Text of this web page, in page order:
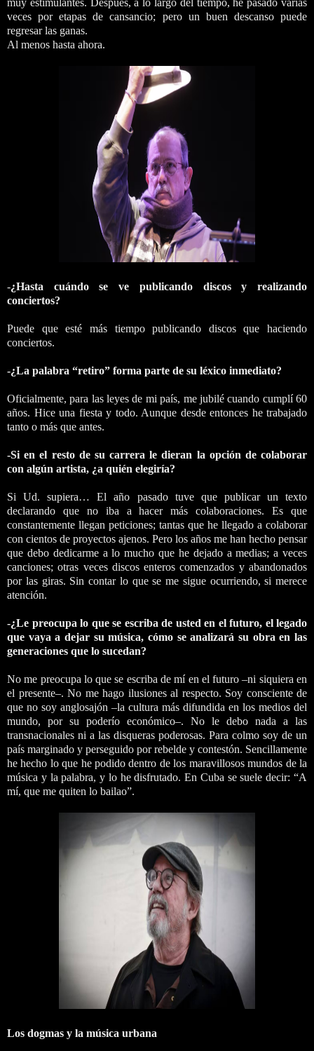
veces por etapas de cansancio; pero un buen descanso puede
regresar las ganas.
Al menos hasta ahora.
-¿Hasta cuándo se ve publicando discos y realizando
conciertos?
Puede que esté más tiempo publicando discos que haciendo
conciertos.
-¿La palabra “retiro” forma parte de su léxico inmediato?
Oficialmente, para las leyes de mi país, me jubilé cuando cumplí 60
años. Hice una fiesta y todo. Aunque desde entonces he trabajado
tanto o más que antes.
-Si en el resto de su carrera le dieran la opción de colaborar
con algún artista, ¿a quién elegiría?
Si Ud. supiera… El año pasado tuve que publicar un texto
declarando que no iba a hacer más colaboraciones. Es que
constantemente llegan peticiones; tantas que he llegado a colaborar
con cientos de proyectos ajenos. Pero los años me han hecho pensar
que debo dedicarme a lo mucho que he dejado a medias; a veces
canciones; otras veces discos enteros comenzados y abandonados
por las giras. Sin contar lo que se me sigue ocurriendo, si merece
atención.
-¿Le preocupa lo que se escriba de usted en el futuro, el legado
que vaya a dejar su música, cómo se analizará su obra en las
generaciones que lo sucedan?
No me preocupa lo que se escriba de mí en el futuro –ni siquiera en
el presente–. No me hago ilusiones al respecto. Soy consciente de
que no soy anglosajón –la cultura más difundida en los medios del
mundo, por su poderío económico–. No le debo nada a las
transnacionales ni a las disqueras poderosas. Para colmo soy de un
país marginado y perseguido por rebelde y contestón. Sencillamente
he hecho lo que he podido dentro de los maravillosos mundos de la
música y la palabra, y lo he disfrutado. En Cuba se suele decir: “A
mí, que me quiten lo bailao”.
Los dogmas y la música urbana